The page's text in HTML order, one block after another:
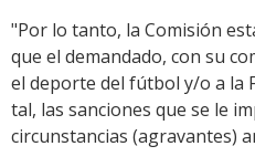
"Por lo tanto, la Comisión
que el demandado, con su
el deporte del fútbol y/o a la
tal, las sanciones que se le
circunstancias (agravantes)